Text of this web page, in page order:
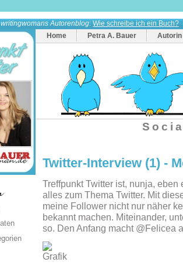
writingwomans Autorenblog: Wie schreibe ich ein Buch?
Home
Petra A. Bauer Autorin
Twitter-Interview (1) -
Treffpunkt Twitter ist, nunja, eben
alles zum Thema Twitter. Mit
meine Follower nicht nur näher
bekannt machen. Miteinander,
so. Den Anfang macht @Felicea